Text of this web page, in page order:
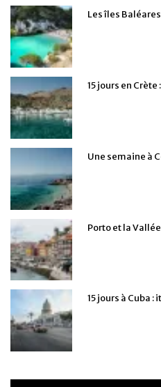
Les îles
15 jours en
Une semaine à
Porto et la
15 jours à Cuba